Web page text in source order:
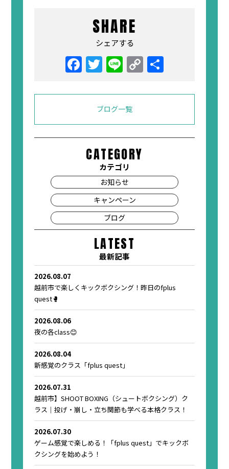
SHARE
シェアする
ブログ一覧
CATEGORY
カテゴリ
お知らせ
キャンペーン
ブログ
LATEST
最新記事
2026.08.07
越前市で楽しくキックボクシング！昨日のfplus
quest🥊
2026.08.06
夜の各class😊
2026.08.04
新感覚のクラス「fplus quest」
2026.07.31
越前市】SHOOT BOXING（シュートボクシング）ク
ラス｜投げ・崩し・立ち関節も学べる本格クラス！
2026.07.30
ゲーム感覚で楽しめる！「fplus quest」でキックボ
クシングを始めよう！